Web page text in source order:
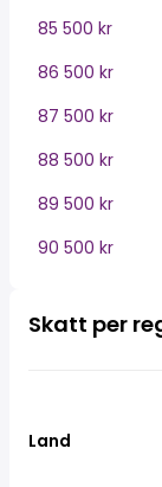
85 500 kr
86 500 kr
87 500 kr
88 500 kr
89 500 kr
90 500 kr
Skatt per
Land